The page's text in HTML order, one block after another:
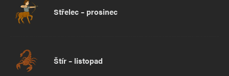
Střelec – prosinec
Štír – listopad